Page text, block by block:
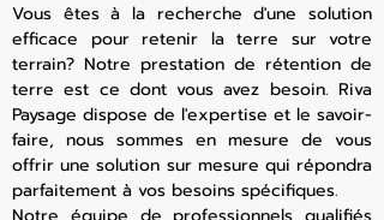
Vous êtes à la recherche d'une solution
efficace pour retenir la terre sur votre
terrain? Notre prestation de rétention de
terre est ce dont vous avez besoin. Riva
Paysage dispose de l'expertise et le savoir-
faire, nous sommes en mesure de vous
offrir une solution sur mesure qui répondra
parfaitement à vos besoins spécifiques.